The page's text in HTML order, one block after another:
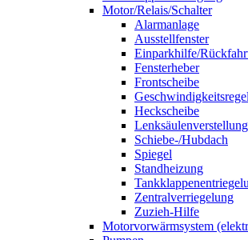
Motor/Relais/Schalter
Alarmanlage
Ausstellfenster
Einparkhilfe/
Fensterheber
Frontscheibe
Heckscheibe
Lenksäulenverstellung
Schiebe-/Hubdach
Spiegel
Standheizung
Zentralverriegelung
Zuzieh-Hilfe
Motorvorwärmsystem